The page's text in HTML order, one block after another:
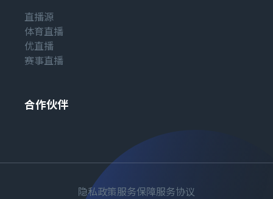
直播源
体育直播
优直播
赛事直播
合作伙伴
隐私政策服务保障服务协议